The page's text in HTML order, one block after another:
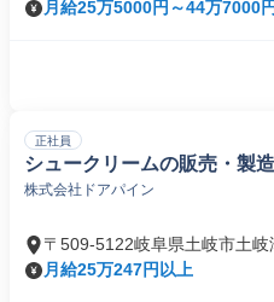
月給25万5000円～44万7000円
正社員
シュークリームの販売・製造
株式会社ドアパイン
〒509-5122岐阜県土岐市土岐
月給25万247円以上